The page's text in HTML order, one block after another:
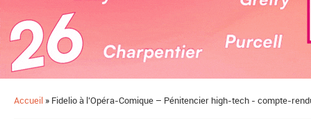
Accueil » ​Fidelio à l’Opéra-Comique – Pénitencier high-tech - compte-